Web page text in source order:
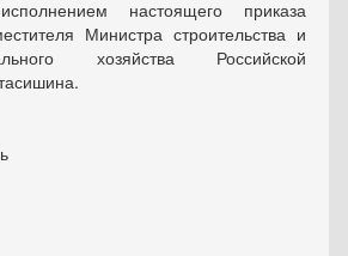
настоящего приказа
Министра строительства и
хозяйства Российской